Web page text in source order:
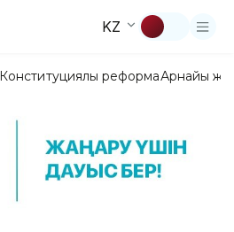
KZ
Конституциялық реформаАрнайы